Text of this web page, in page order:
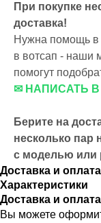
При покупке
доставка!
Нужна помощь в
в вотсап - наши
помогут
✉ НАПИСАТЬ
Берите на
несколько пар
с моделью или
Доставка и оплата
Характеристики
Доставка и оплата
Вы можете